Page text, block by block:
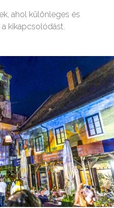
ahol különleges és
kikapcsolódást.